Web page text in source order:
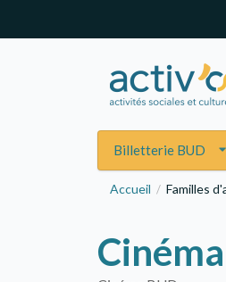
Billetterie BUD
Accueil / Familles